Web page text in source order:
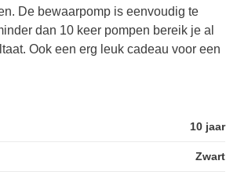
De bewaarpomp is eenvoudig te
dan 10 keer pompen bereik je al
Ook een erg leuk cadeau voor een
10 jaar
Zwart